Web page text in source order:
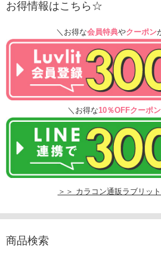
お得情報はこちら☆
＼お得な会員特典やクーポン
＼お得な10％OFFクーポン
＞＞ カラコン通販ラブリッ
商品検索